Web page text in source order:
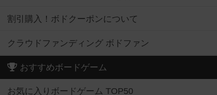
割引購入！ボドクーポンについて
クラウドファンディング ボドファン
おすすめボードゲーム
お気に入りボードゲーム TOP50